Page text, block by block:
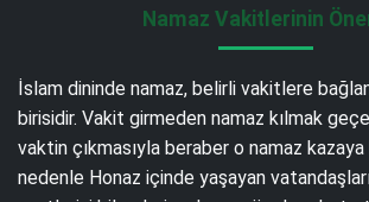
Namaz Vakitlerinin
İslam dininde namaz, belirli vakitlere
birisidir. Vakit girmeden namaz kılmak
vaktin çıkmasıyla beraber o namaz kazaya
nedenle Honaz içinde yaşayan